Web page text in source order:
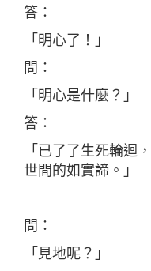
答：
「明心了！」
問：
「明心是什麼？」
答：
「已了了生死輪迴
世間的如實諦。」
問：
「見地呢？」